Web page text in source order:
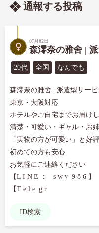
通報する投稿
07月02日
森澪奈の雅舍 |
20代 全国 なんでも
森澪奈の雅舍 | 派遣型サービ
東京・大阪対応
ホテルやご自宅までお届け
清楚・可愛い・ギャル・お
「実物の方が可愛い」と好
初めての方も安心
お気軽にご連絡ください
【L I N E ：   s w y  9 8 6 】
【T e l e  g r
ID検索